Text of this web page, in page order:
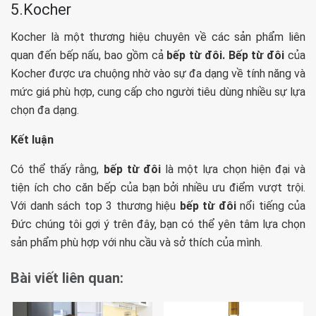
5.Kocher
Kocher là một thương hiệu chuyên về các sản phẩm liên
quan đến bếp nấu, bao gồm cả bếp từ đôi. Bếp từ đôi của
Kocher được ưa chuộng nhờ vào sự đa dạng về tính năng và
mức giá phù hợp, cung cấp cho người tiêu dùng nhiều sự lựa
chọn đa dạng.
Kết luận
Có thể thấy rằng, bếp từ đôilà một lựa chọn hiện đại và
tiện ích cho căn bếp của bạn bởi nhiều ưu điểm vượt trội.
Với danh sách top 3 thương hiệu bếp từ đôinổi tiếng của
Đức chúng tôi gợi ý trên đây, bạn có thể yên tâm lựa chọn
sản phẩm phù hợp với nhu cầu và sở thích của mình.
Bài viết liên quan: